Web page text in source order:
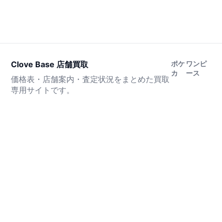
Clove Base 店舗買取
価格表・店舗案内・査定状況をまとめた買取
専用サイトです。
ポケ
カ
ワンピ
ース